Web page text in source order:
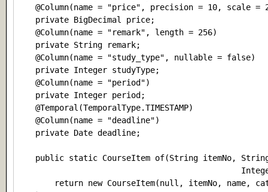
@Column(name = "price", precision = 10, scale =
    private BigDecimal price;
    @Column(name = "remark", length = 256)
    private String remark;
    @Column(name = "study_type", nullable = false)
    private Integer studyType;
    @Column(name = "period")
    private Integer period;
    @Temporal(TemporalType.TIMESTAMP)
    @Column(name = "deadline")
    private Date deadline;
public static CourseItem of(String itemNo,
return new CourseItem(null, itemNo, name,